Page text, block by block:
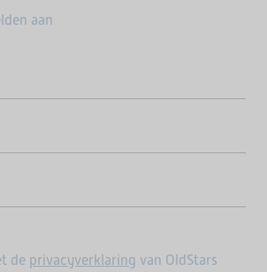
aan
de privacyverklaring van OldStars